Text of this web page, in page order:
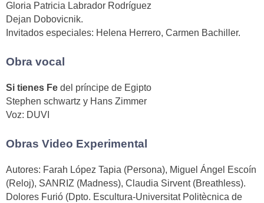
Gloria Patricia Labrador Rodríguez
Dejan Dobovicnik.
Invitados especiales: Helena Herrero, Carmen Bachiller.
Obra vocal
Si tienes Fe del príncipe de Egipto
Stephen schwartz y Hans Zimmer
Voz: DUVI
Obras Video Experimental
Autores: Farah López Tapia (Persona), Miguel Ángel Escoín
(Reloj), SANRIZ (Madness), Claudia Sirvent (Breathless).
Dolores Furió (Dpto. Escultura-Universitat Politècnica de